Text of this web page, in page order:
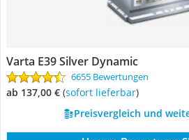
Varta E39 Silver Dynamic
6655 Bewertungen
ab 137,00 € ( Sofort lieferbar)
Preisvergleich und